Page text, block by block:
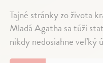
Tajné stránky zo života
Mladá Agatha sa túži
nikdy nedosiahne veľký